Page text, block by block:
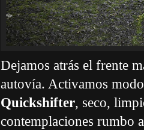
Dejamos atrás el frente
autovía. Activamos
Quickshifter, seco,
contemplaciones rumbo